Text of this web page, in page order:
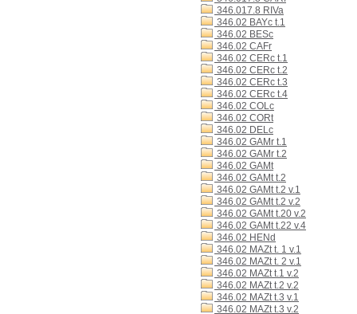
346.017.8 RIVa
346.02 BAYc t.1
346.02 BESc
346.02 CAFr
346.02 CERc t.1
346.02 CERc t.2
346.02 CERc t.3
346.02 CERc t.4
346.02 COLc
346.02 CORt
346.02 DELc
346.02 GAMr t.1
346.02 GAMr t.2
346.02 GAMt
346.02 GAMt t.2
346.02 GAMt t.2 v.1
346.02 GAMt t.2 v.2
346.02 GAMt t.20 v.2
346.02 GAMt t.22 v.4
346.02 HENd
346.02 MAZt t. 1 v.1
346.02 MAZt t. 2 v.1
346.02 MAZt t.1 v.2
346.02 MAZt t.2 v.2
346.02 MAZt t.3 v.1
346.02 MAZt t.3 v.2